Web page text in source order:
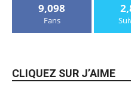
9,098
Fans
CLIQUEZ SUR J’AIME